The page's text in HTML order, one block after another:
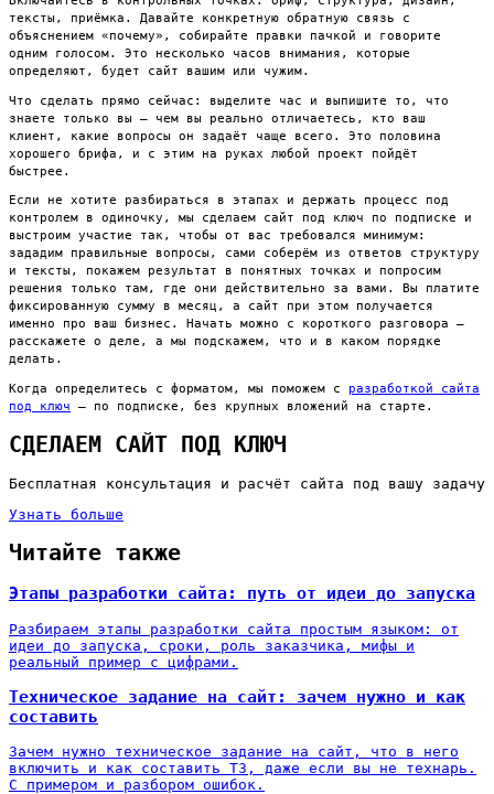
тексты, приёмка. Давайте конкретную обратную связь с
объяснением «почему», собирайте правки пачкой и говорите
одним голосом. Это несколько часов внимания, которые
определяют, будет сайт вашим или чужим.
Что сделать прямо сейчас: выделите час и выпишите то, что
знаете только вы — чем вы реально отличаетесь, кто ваш
клиент, какие вопросы он задаёт чаще всего. Это половина
хорошего брифа, и с этим на руках любой проект пойдёт
быстрее.
Если не хотите разбираться в этапах и держать процесс под
контролем в одиночку, мы сделаем сайт под ключ по подписке и
выстроим участие так, чтобы от вас требовался минимум:
зададим правильные вопросы, сами соберём из ответов структуру
и тексты, покажем результат в понятных точках и попросим
решения только там, где они действительно за вами. Вы платите
фиксированную сумму в месяц, а сайт при этом получается
именно про ваш бизнес. Начать можно с короткого разговора —
расскажете о деле, а мы подскажем, что и в каком порядке
делать.
Когда определитесь с форматом, мы поможем с разработкой сайта
под ключ — по подписке, без крупных вложений на старте.
СДЕЛАЕМ САЙТ ПОД КЛЮЧ
Бесплатная консультация и расчёт сайта под вашу задачу
Узнать больше
Читайте также
Этапы разработки сайта: путь от идеи до запуска
Разбираем этапы разработки сайта простым языком: от
идеи до запуска, сроки, роль заказчика, мифы и
реальный пример с цифрами.
Техническое задание на сайт: зачем нужно и как
составить
Зачем нужно техническое задание на сайт, что в него
включить и как составить ТЗ, даже если вы не технарь.
С примером и разбором ошибок.